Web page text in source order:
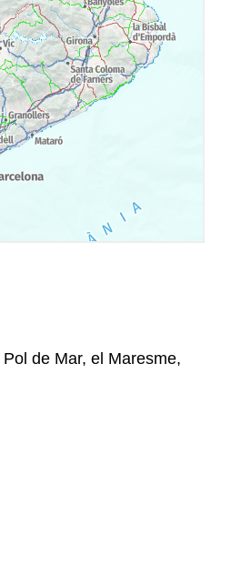
de Mar, el Maresme,